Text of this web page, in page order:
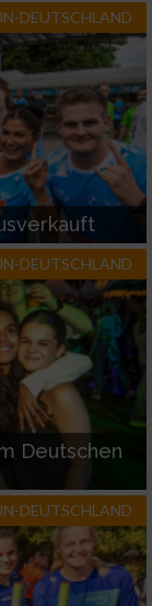
DEUTSCHLAND
DEUTSCHLAND
Deutschen
DEUTSCHLAND